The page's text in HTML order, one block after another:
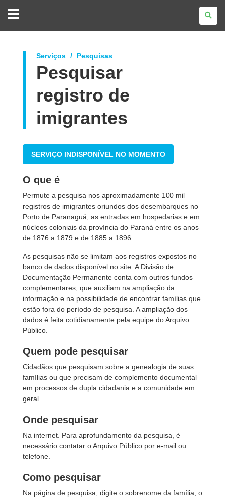
DO
Serviços Pesquisas
Pesquisar
registro de
imigrantes
SERVIÇO INDISPONÍVEL NO MOMENTO
O que é
Permute a pesquisa nos aproximadamente 100 mil
registros de imigrantes oriundos dos desembarques no
Porto de Paranaguá, as entradas em hospedarias e em
núcleos coloniais da província do Paraná entre os anos
de 1876 a 1879 e de 1885 a 1896.
As pesquisas não se limitam aos registros expostos no
banco de dados disponível no site. A Divisão de
Documentação Permanente conta com outros fundos
complementares, que auxiliam na ampliação da
informação e na possibilidade de encontrar famílias que
estão fora do período de pesquisa. A ampliação dos
dados é feita cotidianamente pela equipe do Arquivo
Público.
Quem pode pesquisar
Cidadãos que pesquisam sobre a genealogia de suas
famílias ou que precisam de complemento documental
em processos de dupla cidadania e a comunidade em
geral.
Onde pesquisar
Na internet. Para aprofundamento da pesquisa, é
necessário contatar o Arquivo Público por e-mail ou
telefone.
Como pesquisar
Na página de pesquisa, digite o sobrenome da família, o